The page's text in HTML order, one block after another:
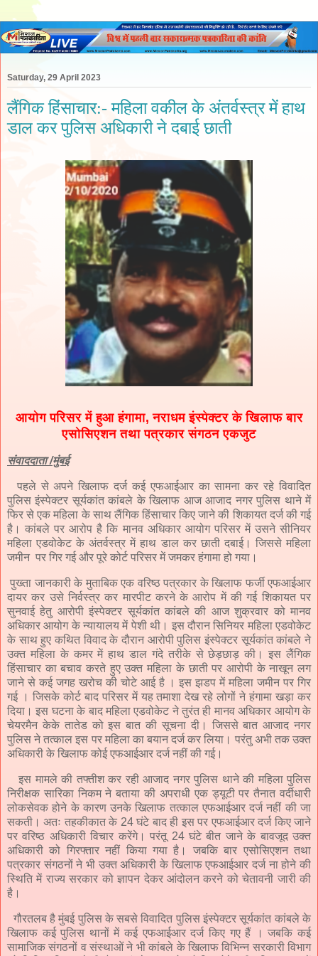
Saturday, 29 April 2023
लैंगिक हिंसाचार:- महिला वकील के अंतर्वस्त्र में हाथ
डाल कर पुलिस अधिकारी ने दबाई छाती
आयोग परिसर में हुआ हंगामा, नराधम इंस्पेक्टर के खिलाफ बार
एसोसिएशन तथा पत्रकार संगठन एकजुट
संवाददाता /मुंबई
पहले से अपने खिलाफ दर्ज कई एफआईआर का सामना कर रहे विवादित
पुलिस इंस्पेक्टर सूर्यकांत कांबले के खिलाफ आज आजाद नगर पुलिस थाने में
फिर से एक महिला के साथ लैंगिक हिंसाचार किए जाने की शिकायत दर्ज की गई
है। कांबले पर आरोप है कि मानव अधिकार आयोग परिसर में उसने सीनियर
महिला एडवोकेट के अंतर्वस्त्र में हाथ डाल कर छाती दबाई। जिससे महिला
जमीन पर गिर गई और पूरे कोर्ट परिसर में जमकर हंगामा हो गया।
पुख्ता जानकारी के मुताबिक एक वरिष्ठ पत्रकार के खिलाफ फर्जी एफआईआर
दायर कर उसे निर्वस्त्र कर मारपीट करने के आरोप में की गई शिकायत पर
सुनवाई हेतु आरोपी इंस्पेक्टर सूर्यकांत कांबले की आज शुक्रवार को मानव
अधिकार आयोग के न्यायालय में पेशी थी। इस दौरान सिनियर महिला एडवोकेट
के साथ हुए कथित विवाद के दौरान आरोपी पुलिस इंस्पेक्टर सूर्यकांत कांबले ने
उक्त महिला के कमर में हाथ डाल गंदे तरीके से छेड़छाड़ की। इस लैंगिक
हिंसाचार का बचाव करते हुए उक्त महिला के छाती पर आरोपी के नाखून लग
जाने से कई जगह खरोच की चोटे आई है । इस झडप में महिला जमीन पर गिर
गई । जिसके कोर्ट बाद परिसर में यह तमाशा देख रहे लोगों ने हंगामा खड़ा कर
दिया। इस घटना के बाद महिला एडवोकेट ने तुरंत ही मानव अधिकार आयोग के
चेयरमैन केके तातेड को इस बात की सूचना दी। जिससे बात आजाद नगर
पुलिस ने तत्काल इस पर महिला का बयान दर्ज कर लिया। परंतु अभी तक उक्त
अधिकारी के खिलाफ कोई एफआईआर दर्ज नहीं की गई।
इस मामले की तफ्तीश कर रही आजाद नगर पुलिस थाने की महिला पुलिस
निरीक्षक सारिका निकम ने बताया की अपराधी एक ड्यूटी पर तैनात वर्दीधारी
लोकसेवक होने के कारण उनके खिलाफ तत्काल एफआईआर दर्ज नहीं की जा
सकती। अतः तहकीकात के 24 घंटे बाद ही इस पर एफआईआर दर्ज किए जाने
पर वरिष्ठ अधिकारी विचार करेंगे। परंतू 24 घंटे बीत जाने के बावजूद उक्त
अधिकारी को गिरफ्तार नहीं किया गया है। जबकि बार एसोसिएशन तथा
पत्रकार संगठनों ने भी उक्त अधिकारी के खिलाफ एफआईआर दर्ज ना होने की
स्थिति में राज्य सरकार को ज्ञापन देकर आंदोलन करने को चेतावनी जारी की
है।
गौरतलब है मुंबई पुलिस के सबसे विवादित पुलिस इंस्पेक्टर सूर्यकांत कांबले के
खिलाफ कई पुलिस थानों में कई एफआईआर दर्ज किए गए हैं । जबकि कई
सामाजिक संगठनों व संस्थाओं ने भी कांबले के खिलाफ विभिन्न सरकारी विभाग